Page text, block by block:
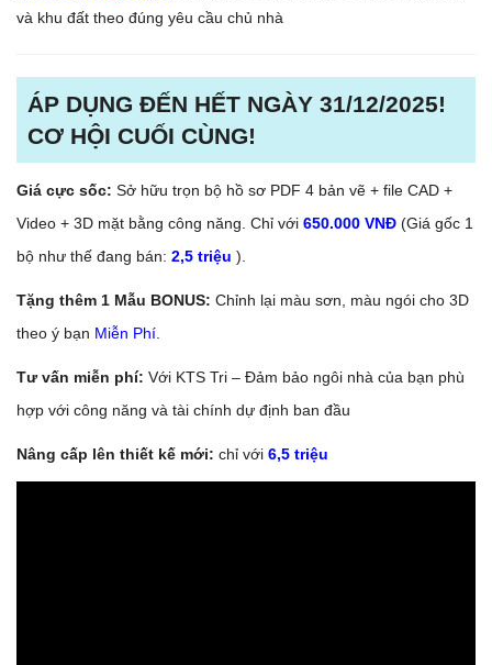
và khu đất theo đúng yêu cầu chủ nhà
ÁP DỤNG ĐẾN HẾT NGÀY 31/12/2025!
CƠ HỘI CUỐI CÙNG!
Giá cực sốc: Sở hữu trọn bộ hồ sơ PDF 4 bản vẽ + file CAD +
Video + 3D mặt bằng công năng. Chỉ với 650.000 VNĐ (Giá gốc 1
bộ như thế đang bán: 2,5 triệu ).
Tặng thêm 1 Mẫu BONUS: Chỉnh lại màu sơn, màu ngói cho 3D
theo ý bạn Miễn Phí
Tư vấn miễn phí: Với KTS Tri – Đảm bảo ngôi nhà của bạn phù
hợp với công năng và tài chính dự định ban đầu
Nâng cấp lên thiết kế mới: chỉ với 6,5 triệu